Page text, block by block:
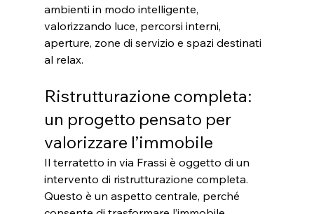
ambienti in modo intelligente,
valorizzando luce, percorsi interni,
aperture, zone di servizio e spazi destinati
al relax.
Ristrutturazione completa:
un progetto pensato per
valorizzare l’immobile
Il terratetto in via Frassi è oggetto di un
intervento di ristrutturazione completa.
Questo è un aspetto centrale, perché